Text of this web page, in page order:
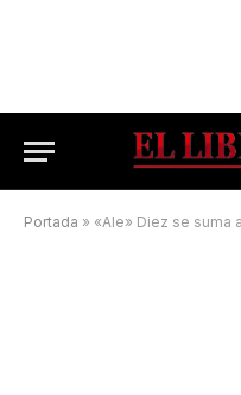
Portada » «Ale» Diez se suma